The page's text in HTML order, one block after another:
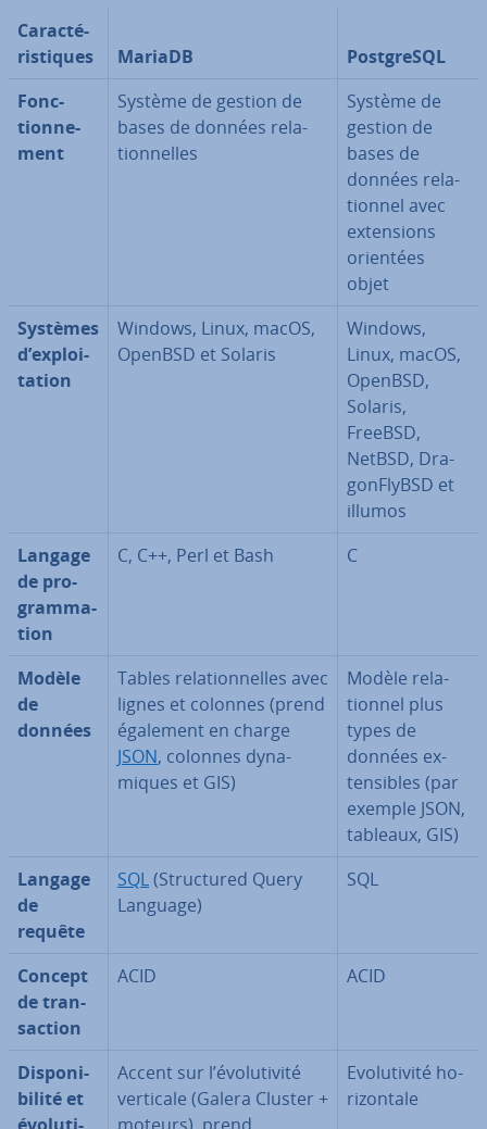
Ca­rac­té­
ris­tiques
MariaDB
Post­greSQL
Fonc­
tion­ne­
ment
Système de gestion de
bases de données re­la­
tion­nelles
Système de
gestion de
bases de
données re­la­
tion­nel avec
ex­ten­sions
orientées
objet
Systèmes
d’ex­ploi­
ta­tion
Windows, Linux, macOS,
OpenBSD et Solaris
Windows,
Linux, macOS,
OpenBSD,
Solaris,
FreeBSD,
NetBSD, Dra­
gon­FlyBSD et
illumos
Langage
de pro­
gram­ma­
tion
C, C++, Perl et Bash C
Modèle
de
données
Tables re­la­tion­nelles avec
lignes et colonnes (prend
également en charge
JSON, colonnes dy­na­
miques et GIS)
Modèle re­la­
tion­nel plus
types de
données ex­
ten­sibles (par
exemple JSON,
tableaux, GIS)
Langage
de
requête
SQL(Struc­tu­red Query
Language)
SQL
Concept
de tran­
sac­tion
ACID ACID
Dis­po­ni­
bi­lité et
Accent sur l’évo­lu­ti­vité
verticale (Galera Cluster +
Evo­lu­ti­vité ho­
ri­zon­tale